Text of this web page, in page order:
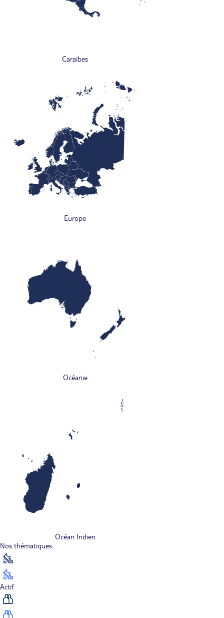
Caraïbes
Europe
Océanie
Océan Indien
Nos thématiques
Actif